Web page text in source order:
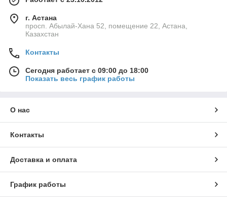
г. Астана
просп. Абылай-Хана 52, помещение 22, Астана,
Казахстан
Контакты
Сегодня работает с 09:00 до 18:00
Показать весь график работы
О нас
Контакты
Доставка и оплата
График работы